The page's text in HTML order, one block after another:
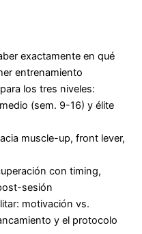
exactamente en qué
entrenamiento
para los tres niveles:
(sem. 9-16) y élite
muscle-up, front lever,
con timing,
sesión
: motivación vs.
y el protocolo